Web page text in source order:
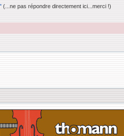
(...ne pas répondre directement ici...merci !)